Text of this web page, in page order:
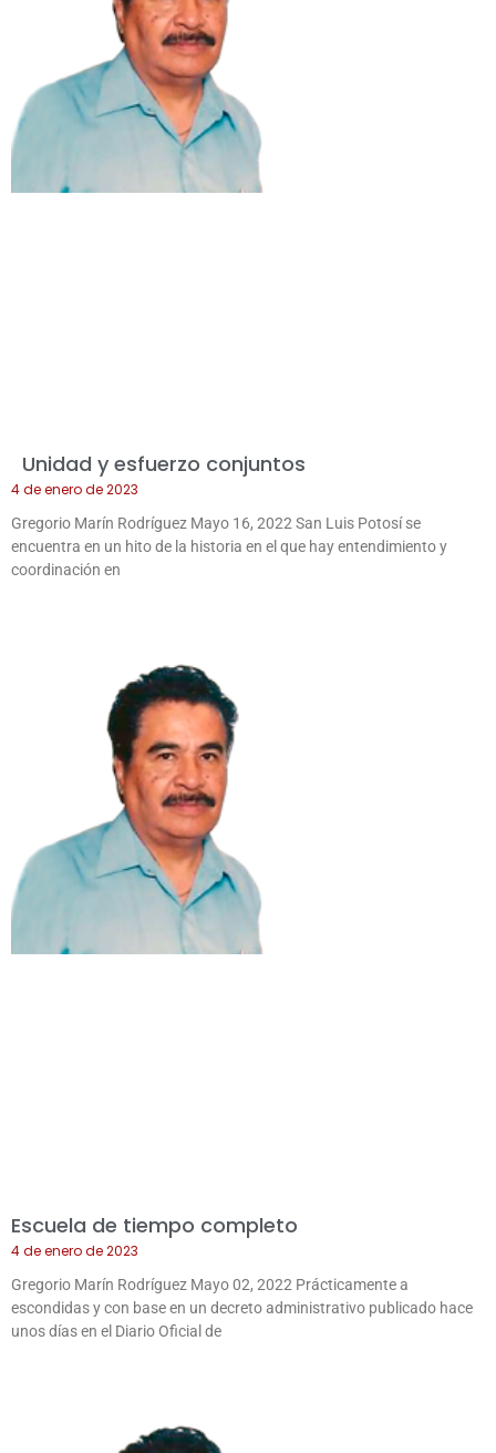
Unidad y esfuerzo conjuntos
4 de enero de 2023
Gregorio Marín Rodríguez Mayo 16, 2022 San Luis Potosí se
encuentra en un hito de la historia en el que hay entendimiento y
coordinación en
Escuela de tiempo completo
4 de enero de 2023
Gregorio Marín Rodríguez Mayo 02, 2022 Prácticamente a
escondidas y con base en un decreto administrativo publicado hace
unos días en el Diario Oficial de